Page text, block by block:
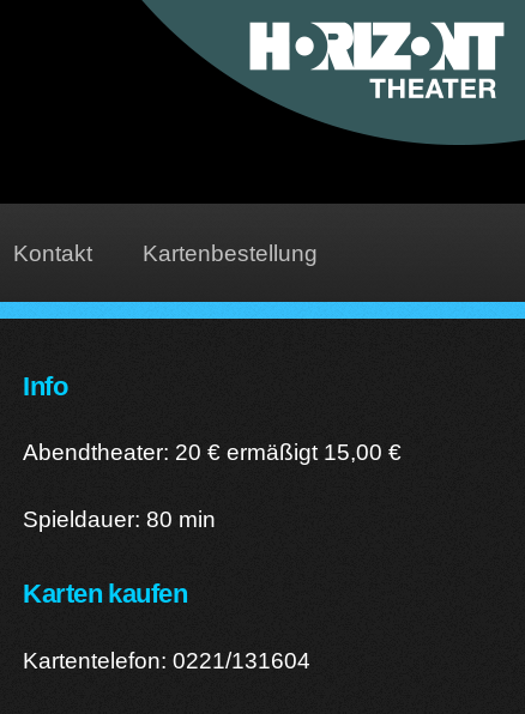
Kontakt Kartenbestellung
Info
Abendtheater: 20 € ermäßigt 15,00 €
Spieldauer: 80 min
Karten kaufen
Kartentelefon: 0221/131604